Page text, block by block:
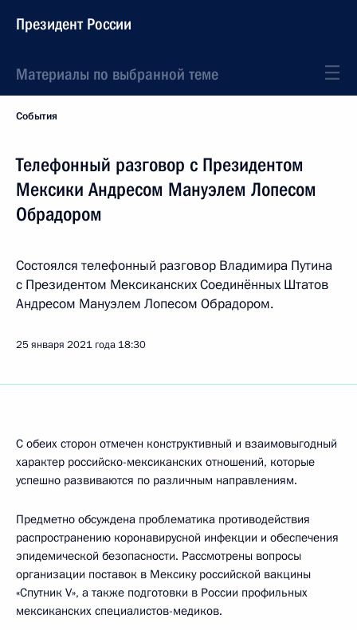
Президент России
Материалы по выбранной теме
События
Телефонный разговор с Президентом
Мексики Андресом Мануэлем Лопесом
Обрадором
Состоялся телефонный разговор Владимира Путина
с Президентом Мексиканских Соединённых Штатов
Андресом Мануэлем Лопесом Обрадором.
25 января 2021 года 18:30
С обеих сторон отмечен конструктивный и взаимовыгодный
характер российско-мексиканских отношений, которые
успешно развиваются по различным направлениям.
Предметно обсуждена проблематика противодействия
распространению коронавирусной инфекции и обеспечения
эпидемической безопасности. Рассмотрены вопросы
организации поставок в Мексику российской вакцины
«Спутник V», а также подготовки в России профильных
мексиканских специалистов-медиков.